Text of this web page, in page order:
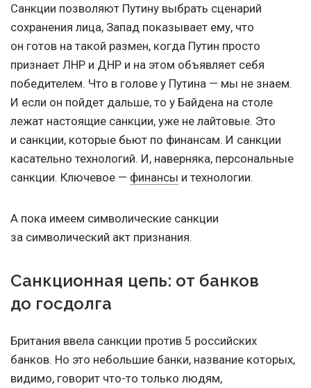
Санкции позволяют Путину выбрать сценарий
сохранения лица, Запад показывает ему, что
он готов на такой размен, когда Путин просто
признает ЛНР и ДНР и на этом объявляет себя
победителем. Что в голове у Путина — мы не знаем.
И если он пойдет дальше, то у Байдена на столе
лежат настоящие санкции, уже не лайтовые. Это
и санкции, которые бьют по финансам. И санкции
касательно технологий. И, наверняка, персональные
санкции. Ключевое — финансы и технологии.
А пока имеем символические санкции
за символический акт признания.
Санкционная цепь: от банков
до госдолга
Британия ввела санкции против 5 российских
банков. Но это небольшие банки, название которых,
видимо, говорит что-то только людям,